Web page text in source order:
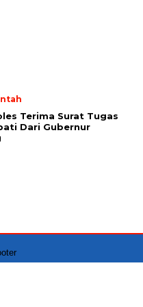
Terima Surat Tugas
Dari Gubernur
NEWS Kantor Kowari:
J1 No.12A, Jakarta